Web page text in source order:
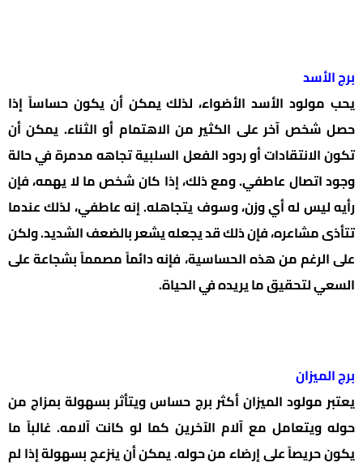
برج الأسد
يحب مولود الأسد الأضواء، لذلك يمكن أن يكون حساساً إذا
حصل شخص آخر على الكثير من الاهتمام أو الثناء. يمكن أن
تكون الانتقادات أو ردود الفعل السلبية تجاهه مدمرة في حالة
وجود اتصال عاطفي. ومع ذلك، إذا كان شخص ما لا يهمه، فإن
رأيه ليس له أي وزن، وسوف يتجاهله. إنه عاطفي، لذلك عندما
تتأذى مشاعره، فإن ذلك قد يجعله يشعر بالضعف الشديد. ولكن
على الرغم من هذه الحساسية، فإنه دائماً مصمماً بشجاعة على
السعي لتحقيق ما يريده في الحياة.
برج الميزان
يعتبر مولود الميزان أكثر برج حساس ويتأثر بسهولة بمزاج من
حوله ويتعامل مع آلام الآخرين كما لو كانت آلامه. غالباً ما
يكون حريصاً على إرضاء من حوله. يمكن أن ينزعج بسهولة إذا لم